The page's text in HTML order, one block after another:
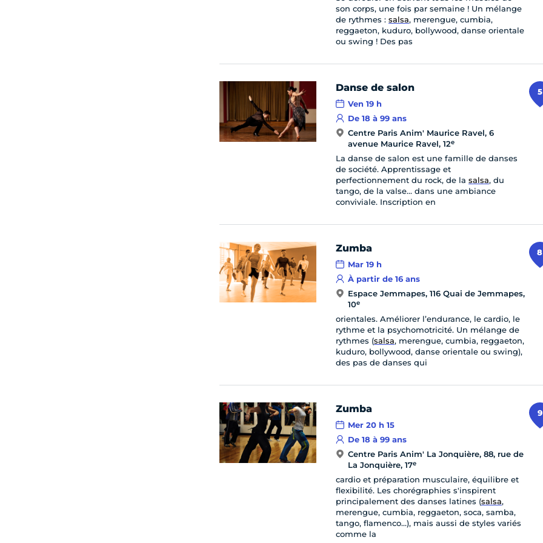
son corps, une fois par semaine ! Un mélange
de rythmes : salsa, merengue, cumbia,
reggaeton, kuduro, bollywood, danse orientale
ou swing ! Des pas
5
Danse de salon
Ven 19 h
De 18 à 99 ans
Centre Paris Anim' Maurice Ravel, 6
avenue Maurice Ravel, 12e
La danse de salon est une famille de danses
de société. Apprentissage et
perfectionnement du rock, de la salsa, du
tango, de la valse… dans une ambiance
conviviale. Inscription en
8
Zumba
Mar 19 h
À partir de 16 ans
Espace Jemmapes, 116 Quai de Jemmapes,
10e
orientales. Améliorer l’endurance, le cardio, le
rythme et la psychomotricité. Un mélange de
rythmes (salsa, merengue, cumbia, reggaeton,
kuduro, bollywood, danse orientale ou swing),
des pas de danses qui
9
Zumba
Mer 20 h 15
De 18 à 99 ans
Centre Paris Anim' La Jonquière, 88, rue de
La Jonquière, 17e
cardio et préparation musculaire, équilibre et
flexibilité. Les chorégraphies s'inspirent
principalement des danses latines (salsa,
merengue, cumbia, reggaeton, soca, samba,
tango, flamenco…), mais aussi de styles variés
comme la